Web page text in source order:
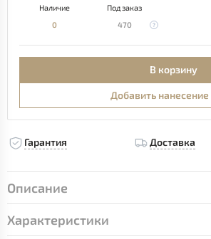
Наличие Под заказ
0
470
В корзину
Добавить нанесение
Гарантия Доставка
Описание
Характеристики